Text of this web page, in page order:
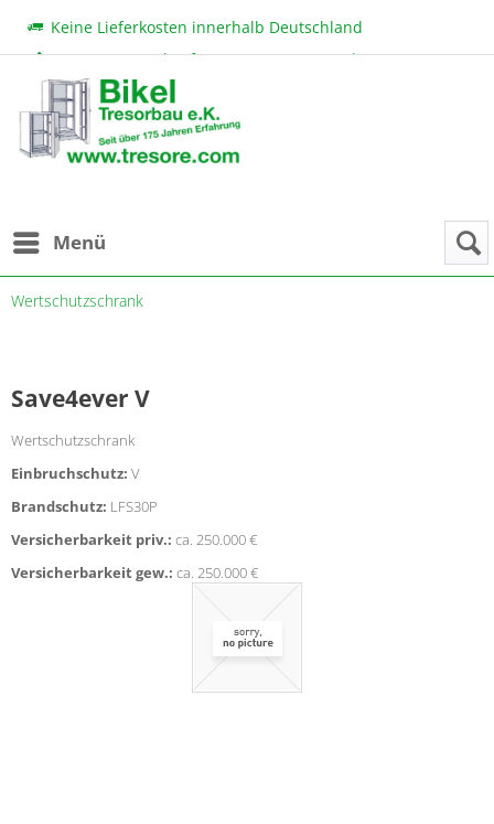
Keine Lieferkosten innerhalb Deutschland
Beratung & Verkauf:+49 (0) 7131 222 11|
bikel@tresore.com
Günstige Preise
Menü
Wertschutzschrank
Save4ever V
Wertschutzschrank
Einbruchschutz: V
Brandschutz: LFS30P
Versicherbarkeit priv.: ca. 250.000 €
Versicherbarkeit gew.: ca. 250.000 €